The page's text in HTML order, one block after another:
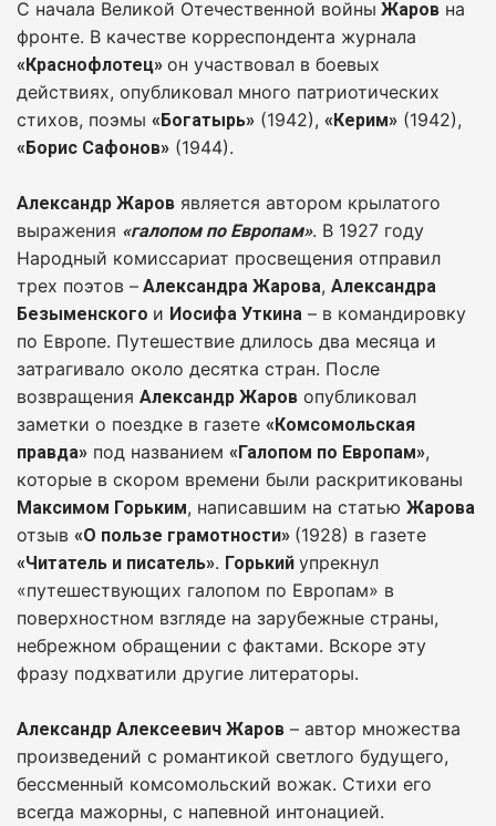
С начала Великой Отечественной войны Жаров на
фронте. В качестве корреспондента журнала
«Краснофлотец» он участвовал в боевых
действиях, опубликовал много патриотических
стихов, поэмы «Богатырь» (1942), «Керим» (1942),
«Борис Сафонов» (1944).
Александр Жаров является автором крылатого
выражения «галопом по Европам». В 1927 году
Народный комиссариат просвещения отправил
трех поэтов – Александра Жарова, Александра
Безыменского и Иосифа Уткина – в командировку
по Европе. Путешествие длилось два месяца и
затрагивало около десятка стран. После
возвращения Александр Жаров опубликовал
заметки о поездке в газете «Комсомольская
правда» под названием «Галопом по Европам»,
которые в скором времени были раскритикованы
Максимом Горьким, написавшим на статью Жарова
отзыв «О пользе грамотности» (1928) в газете
«Читатель и писатель». Горький упрекнул
«путешествующих галопом по Европам» в
поверхностном взгляде на зарубежные страны,
небрежном обращении с фактами. Вскоре эту
фразу подхватили другие литераторы.
Александр Алексеевич Жаров – автор множества
произведений с романтикой светлого будущего,
бессменный комсомольский вожак. Стихи его
всегда мажорны, с напевной интонацией.